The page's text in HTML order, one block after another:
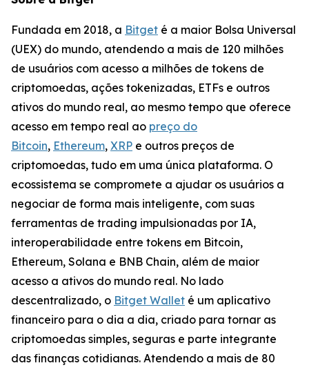
Fundada em 2018, a Bitget é a maior Bolsa Universal
(UEX) do mundo, atendendo a mais de 120 milhões
de usuários com acesso a milhões de tokens de
criptomoedas, ações tokenizadas, ETFs e outros
ativos do mundo real, ao mesmo tempo que oferece
acesso em tempo real ao preço do
Bitcoin, Ethereum, XRP e outros preços de
criptomoedas, tudo em uma única plataforma. O
ecossistema se compromete a ajudar os usuários a
negociar de forma mais inteligente, com suas
ferramentas de trading impulsionadas por IA,
interoperabilidade entre tokens em Bitcoin,
Ethereum, Solana e BNB Chain, além de maior
acesso a ativos do mundo real. No lado
descentralizado, o Bitget Wallet é um aplicativo
financeiro para o dia a dia, criado para tornar as
criptomoedas simples, seguras e parte integrante
das finanças cotidianas. Atendendo a mais de 80